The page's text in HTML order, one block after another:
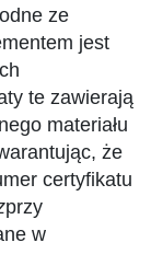
ze
jest
te zawierają
materiału
że
certyfikatu
przy
w